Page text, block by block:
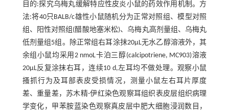
目的:探究乌梅丸缓解特应性皮炎小鼠的药效作用机制。方
法:将40只BALB/c雄性小鼠随机分为正常对照组、模型对照
组、阳性对照组(醋酸地塞米松)、乌梅丸高剂量组、乌梅丸
低剂量组5组。除正常组右耳涂抹20μL无水乙醇溶液外，其
余组小鼠均采用2 nmoL卡泊三醇(calcipotriene, MC903)溶液
20μL反复涂抹右耳，连续10 d,左耳均不做处理。观察小鼠
搔抓行为及耳部表皮受损情况，测量小鼠左右耳片厚度
差、重量差，苏木精-伊红染色观察耳组织表皮层组织病理
学变化，甲苯胺蓝染色观察真皮层中肥大细胞浸润数目，